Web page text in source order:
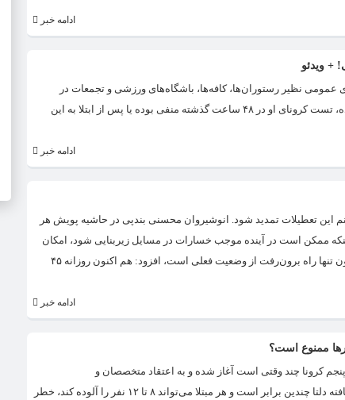
ادامه خبر
+ ویدئو
نظیر رستوران‌ها، کافه‌ها، باشگاه‌های ورزشی و تجمعات در
مکان‌های روباز حضور یابند. این گواهی حاکی از این است که فرد صاحب آن، دستکم یک دوز واکسن دریافت کرده، تست کرونای او در ۴۸ ساعت گذشته منفی بوده یا پس از ابتلا به این
ادامه خبر
این تعطیلات تمدید شود. انوشیروان محسنی بندپی در حاشیه پویش هر
ممکن است در آینده موجب خسارات در مسایل زیربنایی شود، امکان
تمدید آن بعید است. او با تاکید بر اینکه فاصله گذاری اجتماعی، استفاده از ماسک و پوشش گسترده واکسیناسیون تنها راه برون‌رفت از وضعیت فعلی است، افزود: هم اکنون روزانه ۴۵
ادامه خبر
ممنوع است؟
کرونا چند وقتی است آغاز شده و به اعتقاد متخصصان و
اپیدمیولوژیست‌ها، سویه غالب این پیک در کشور، جهش دلتاست. با توجه به اینکه قدرت سرایت ویروس جهش‌یافته دلتا چندین برابر است و هر مبتلا می‌تواند ۸ تا ۱۲ نفر را آلوده کند، خطر